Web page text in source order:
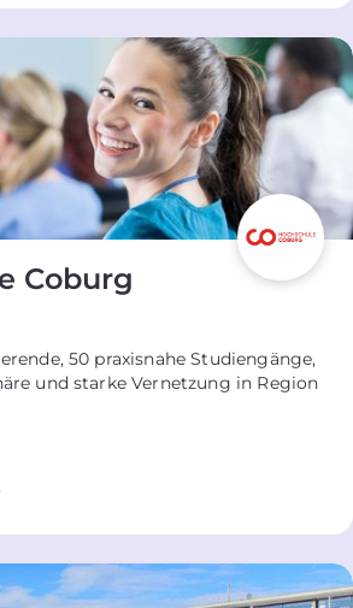
Coburg
50 praxisnahe Studiengänge,
und starke Vernetzung in Region